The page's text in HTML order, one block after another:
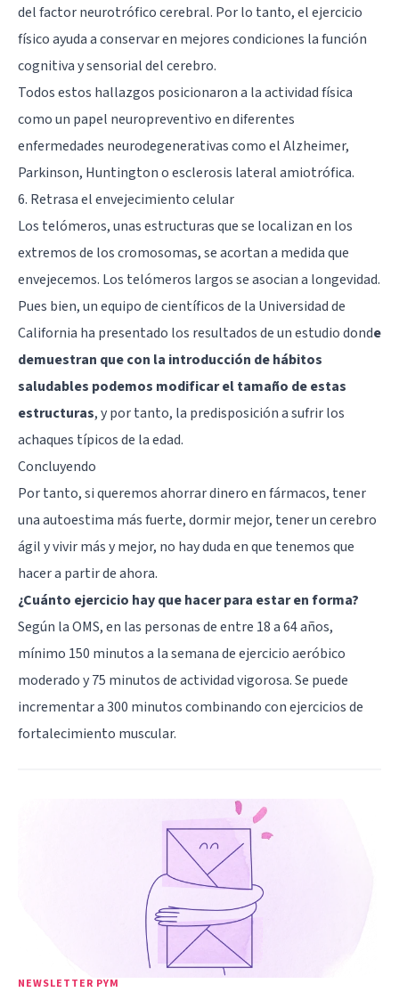
del factor neurotrófico cerebral. Por lo tanto, el ejercicio
físico ayuda a conservar en mejores condiciones la función
cognitiva y sensorial del cerebro.
Todos estos hallazgos posicionaron a la actividad física
como un papel neuropreventivo en diferentes
enfermedades neurodegenerativas como el Alzheimer,
Parkinson, Huntington o esclerosis lateral amiotrófica.
6. Retrasa el envejecimiento celular
Los telómeros, unas estructuras que se localizan en los
extremos de los cromosomas, se acortan a medida que
envejecemos. Los telómeros largos se asocian a longevidad.
Pues bien, un equipo de científicos de la Universidad de
California ha presentado los resultados de un estudio donde
demuestran que con la introducción de hábitos
saludables podemos modificar el tamaño de estas
estructuras, y por tanto, la predisposición a sufrir los
achaques típicos de la edad.
Concluyendo
Por tanto, si queremos ahorrar dinero en fármacos, tener
una autoestima más fuerte, dormir mejor, tener un cerebro
ágil y vivir más y mejor, no hay duda en que tenemos que
hacer a partir de ahora.
¿Cuánto ejercicio hay que hacer para estar en forma?
Según la OMS, en las personas de entre 18 a 64 años,
mínimo 150 minutos a la semana de ejercicio aeróbico
moderado y 75 minutos de actividad vigorosa. Se puede
incrementar a 300 minutos combinando con ejercicios de
fortalecimiento muscular.
NEWSLETTER PYM